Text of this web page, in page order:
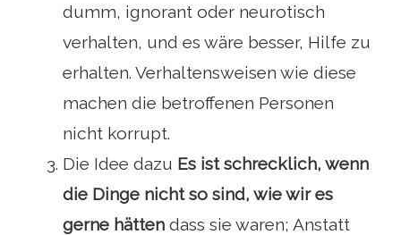
dumm, ignorant oder neurotisch
verhalten, und es wäre besser, Hilfe zu
erhalten. Verhaltensweisen wie diese
machen die betroffenen Personen
nicht korrupt.
Die Idee dazu Es ist schrecklich, wenn
die Dinge nicht so sind, wie wir es
gerne hätten dass sie waren; Anstatt